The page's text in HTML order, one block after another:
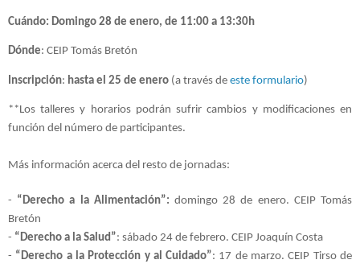
Cuándo: Domingo 28 de enero, de 11:00 a 13:30h
Dónde: CEIP Tomás Bretón
Inscripción: hasta el 25 de enero (a través de este formulario)
**Los talleres y horarios podrán sufrir cambios y modificaciones en
función del número de participantes.
Más información acerca del resto de jornadas:
- “Derecho a la Alimentación”: domingo 28 de enero. CEIP Tomás
Bretón
- “Derecho a la Salud” : sábado 24 de febrero. CEIP Joaquín Costa
- “Derecho a la Protección y al Cuidado” : 17 de marzo. CEIP Tirso de